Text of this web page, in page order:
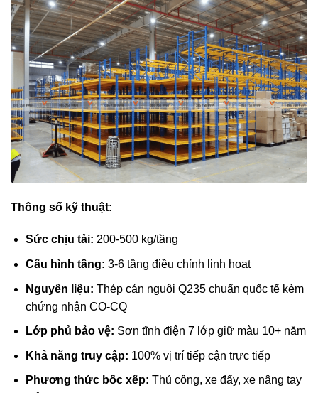
Thông số kỹ thuật:
Sức chịu tải: 200-500 kg/tầng
Cấu hình tầng: 3-6 tầng điều chỉnh linh hoạt
Nguyên liệu: Thép cán nguội Q235 chuẩn quốc tế kèm
chứng nhận CO-CQ
Lớp phủ bảo vệ: Sơn tĩnh điện 7 lớp giữ màu 10+ năm
Khả năng truy cập: 100% vị trí tiếp cận trực tiếp
Phương thức bốc xếp: Thủ công, xe đẩy, xe nâng tay